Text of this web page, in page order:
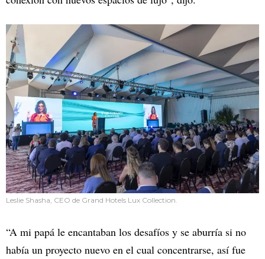
Leslie Shasha, CEO de Grand Hotels Lux Collection.
“A mi papá le encantaban los desafíos y se aburría si no
había un proyecto nuevo en el cual concentrarse, así fue